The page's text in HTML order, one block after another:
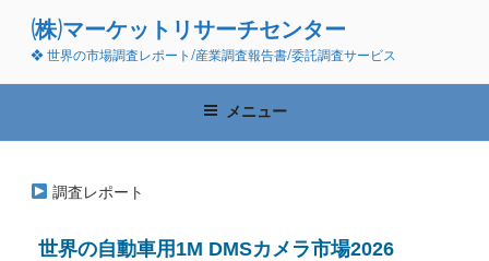
ン
(株)マーケットリサーチセンター
❖ 世界の市場調査レポート/産業調査報告書/委託調査サービス
メニュー
調査レポート
世界の自動車用1M DMSカメラ市場2026